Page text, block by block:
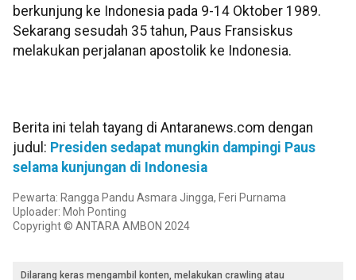
berkunjung ke Indonesia pada 9-14 Oktober 1989.
Sekarang sesudah 35 tahun, Paus Fransiskus
melakukan perjalanan apostolik ke Indonesia.
Berita ini telah tayang di Antaranews.com dengan
judul: Presiden sedapat mungkin dampingi Paus
selama kunjungan di Indonesia
Pewarta: Rangga Pandu Asmara Jingga, Feri Purnama
Uploader: Moh Ponting
Copyright © ANTARA AMBON 2024
Dilarang keras mengambil konten, melakukan crawling atau